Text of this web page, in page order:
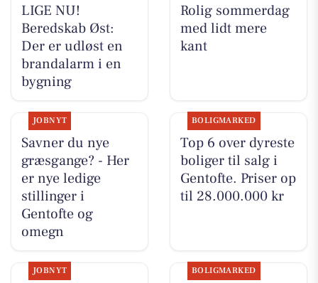
LIGE NU!
Beredskab Øst:
Der er udløst en
brandalarm i en
bygning
Rolig sommerdag
med lidt mere
kant
JOBNYT
Savner du nye
græsgange? - Her
er nye ledige
stillinger i
Gentofte og
omegn
BOLIGMARKED
Top 6 over dyreste
boliger til salg i
Gentofte. Priser op
til 28.000.000 kr
JOBNYT BOLIGMARKED